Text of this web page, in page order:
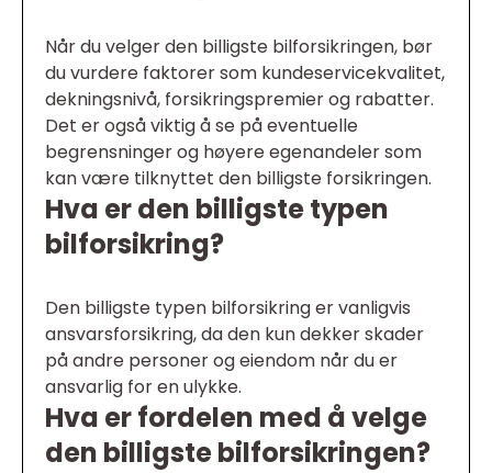
Når du velger den billigste bilforsikringen, bør
du vurdere faktorer som kundeservicekvalitet,
dekningsnivå, forsikringspremier og rabatter.
Det er også viktig å se på eventuelle
begrensninger og høyere egenandeler som
kan være tilknyttet den billigste forsikringen.
Hva er den billigste typen
bilforsikring?
Den billigste typen bilforsikring er vanligvis
ansvarsforsikring, da den kun dekker skader
på andre personer og eiendom når du er
ansvarlig for en ulykke.
Hva er fordelen med å velge
den billigste bilforsikringen?